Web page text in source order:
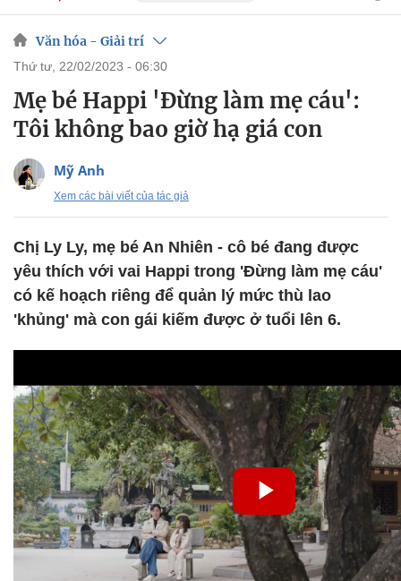
Văn hóa - Giải trí
thứ tư, 22/02/2023 - 06:30
Mẹ bé Happi 'Đừng làm mẹ cáu':
Tôi không bao giờ hạ giá con
Mỹ Anh
Xem các bài viết của tác giả
Chị Ly Ly, mẹ bé An Nhiên - cô bé đang được
yêu thích với vai Happi trong 'Đừng làm mẹ cáu'
có kế hoạch riêng để quản lý mức thù lao
'khủng' mà con gái kiếm được ở tuổi lên 6.